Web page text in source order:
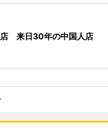
店 来日30年の中国人店